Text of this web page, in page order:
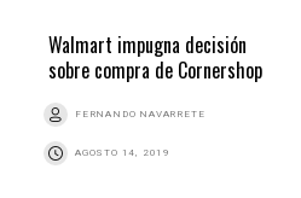
Walmart impugna decisión
sobre compra de Cornershop
FERNANDO NAVARRETE
AGOSTO 14, 2019